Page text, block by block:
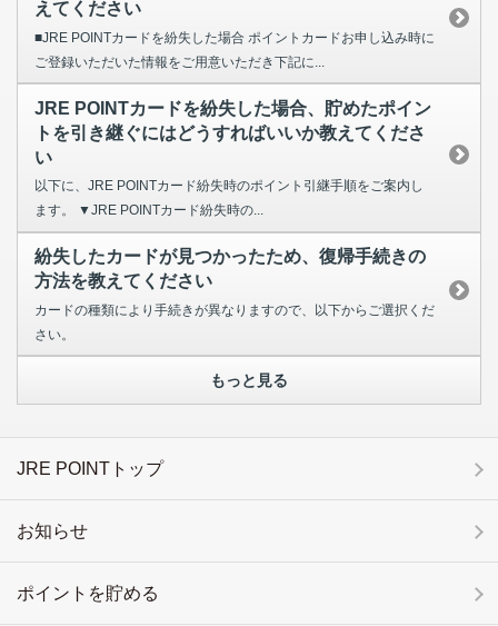
えてください
■JRE POINTカードを紛失した場合 ポイントカードお申し込み時に
ご登録いただいた情報をご用意いただき下記に...
JRE POINTカードを紛失した場合、貯めたポイン
トを引き継ぐにはどうすればいいか教えてくださ
い
以下に、JRE POINTカード紛失時のポイント引継手順をご案内し
ます。 ▼JRE POINTカード紛失時の...
紛失したカードが見つかったため、復帰手続きの
方法を教えてください
カードの種類により手続きが異なりますので、以下からご選択くだ
さい。
もっと見る
JRE POINTトップ
お知らせ
ポイントを貯める